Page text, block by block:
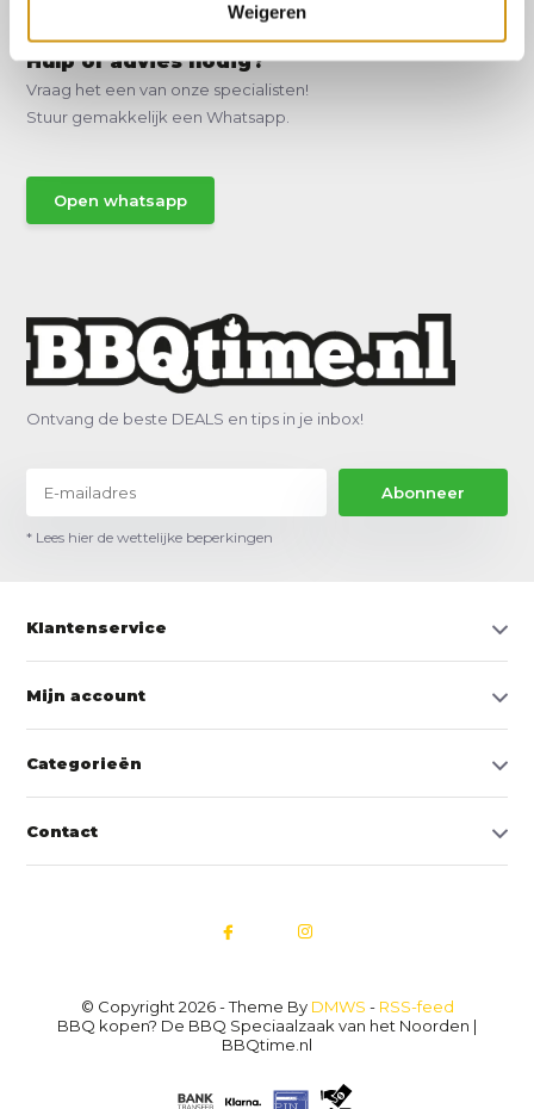
Weigeren
Hulp of advies nodig?
Vraag het een van onze specialisten!
Stuur gemakkelijk een Whatsapp.
Open whatsapp
Ontvang de beste DEALS en tips in je inbox!
Abonneer
* Lees hier de wettelijke beperkingen
Klantenservice
Mijn account
Categorieën
Contact
© Copyright 2026 - Theme By DMWS - RSS-feed
BBQ kopen? De BBQ Speciaalzaak van het Noorden |
BBQtime.nl